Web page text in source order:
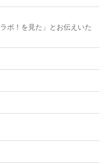
ボ！を見た」とお伝えいた